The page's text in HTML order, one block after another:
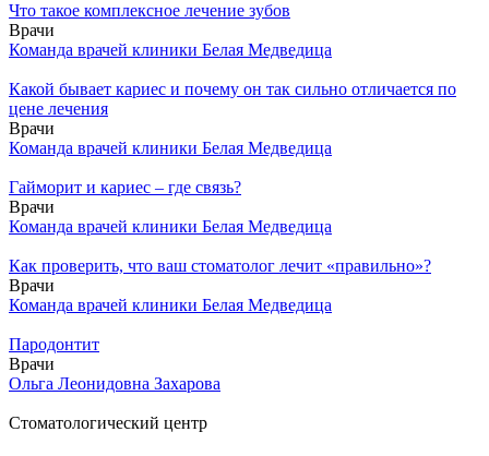
Что такое комплексное лечение зубов
Врачи
Команда врачей клиники Белая Медведица
Какой бывает кариес и почему он так сильно отличается по
цене лечения
Врачи
Команда врачей клиники Белая Медведица
Гайморит и кариес – где связь?
Врачи
Команда врачей клиники Белая Медведица
Как проверить, что ваш стоматолог лечит «правильно»?
Врачи
Команда врачей клиники Белая Медведица
Пародонтит
Врачи
Ольга Леонидовна Захарова
Стоматологический центр